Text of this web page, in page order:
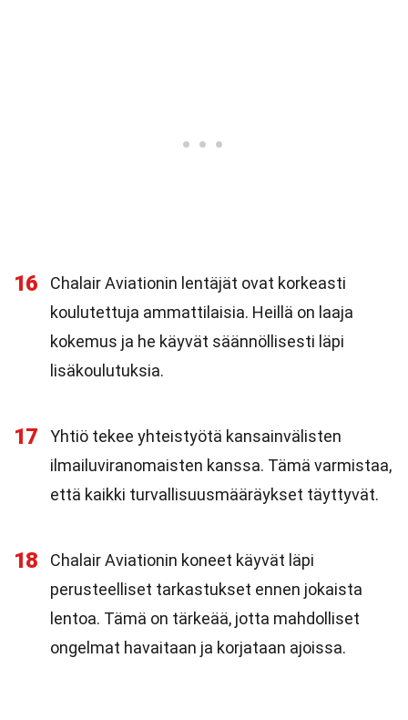
16
Chalair Aviationin lentäjät ovat korkeasti
koulutettuja ammattilaisia. Heillä on laaja
kokemus ja he käyvät säännöllisesti läpi
lisäkoulutuksia.
17
Yhtiö tekee yhteistyötä kansainvälisten
ilmailuviranomaisten kanssa. Tämä varmistaa,
että kaikki turvallisuusmääräykset täyttyvät.
18
Chalair Aviationin koneet käyvät läpi
perusteelliset tarkastukset ennen jokaista
lentoa. Tämä on tärkeää, jotta mahdolliset
ongelmat havaitaan ja korjataan ajoissa.